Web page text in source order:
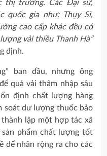
thị trường. Các Đại sứ,
quốc gia như: Thụy Sĩ,
cao cấp khác đều có
vải thiều Thanh Hà”
định.
ban đầu, nhưng ông
quả vải thâm nhập sâu
định chất lượng hàng
soát dư lượng thuốc bảo
lập một hợp tác xã
phẩm chất lượng tốt
để nhân rộng ra cho các